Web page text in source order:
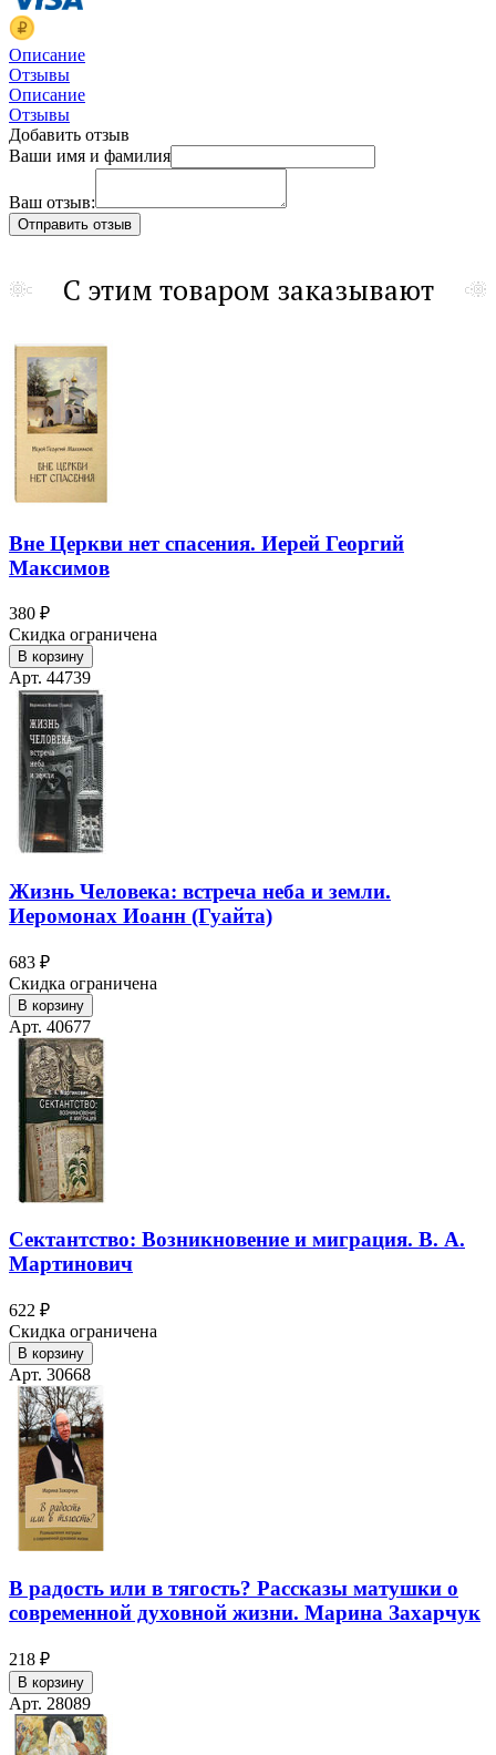
Описание
Отзывы
Описание
Отзывы
Добавить отзыв
Ваши имя и фамилия
Ваш отзыв:
С этим товаром заказывают
Вне Церкви нет спасения. Иерей Георгий
Максимов
380 ₽
Скидка ограничена
В корзину
Арт. 44739
Жизнь Человека: встреча неба и земли.
Иеромонах Иоанн (Гуайта)
683 ₽
Скидка ограничена
В корзину
Арт. 40677
Сектантство: Возникновение и миграция. В. А.
Мартинович
622 ₽
Скидка ограничена
В корзину
Арт. 30668
В радость или в тягость? Рассказы матушки о
современной духовной жизни. Марина Захарчук
218 ₽
В корзину
Арт. 28089